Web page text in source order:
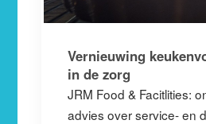
Vernieuwing
in de zorg
JRM Food & Facitlities:
advies over service- en